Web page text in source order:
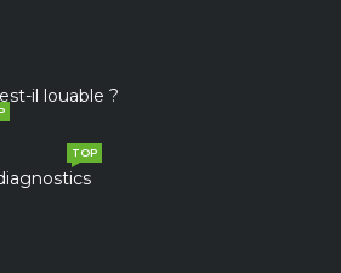
il louable ?
TOP